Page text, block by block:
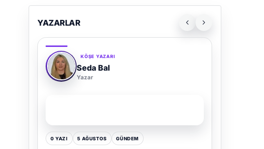
YAZARLAR
KÖŞE YAZARI
Adem Demir
Yazar
0 YAZI 16 TEMMUZ GÜNDEM